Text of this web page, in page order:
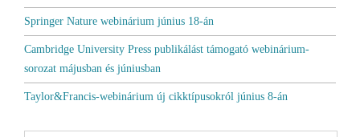
Springer Nature webinárium június 18-án
Cambridge University Press publikálást támogató webinárium-
sorozat májusban és júniusban
Taylor&Francis-webinárium új cikktípusokról június 8-án